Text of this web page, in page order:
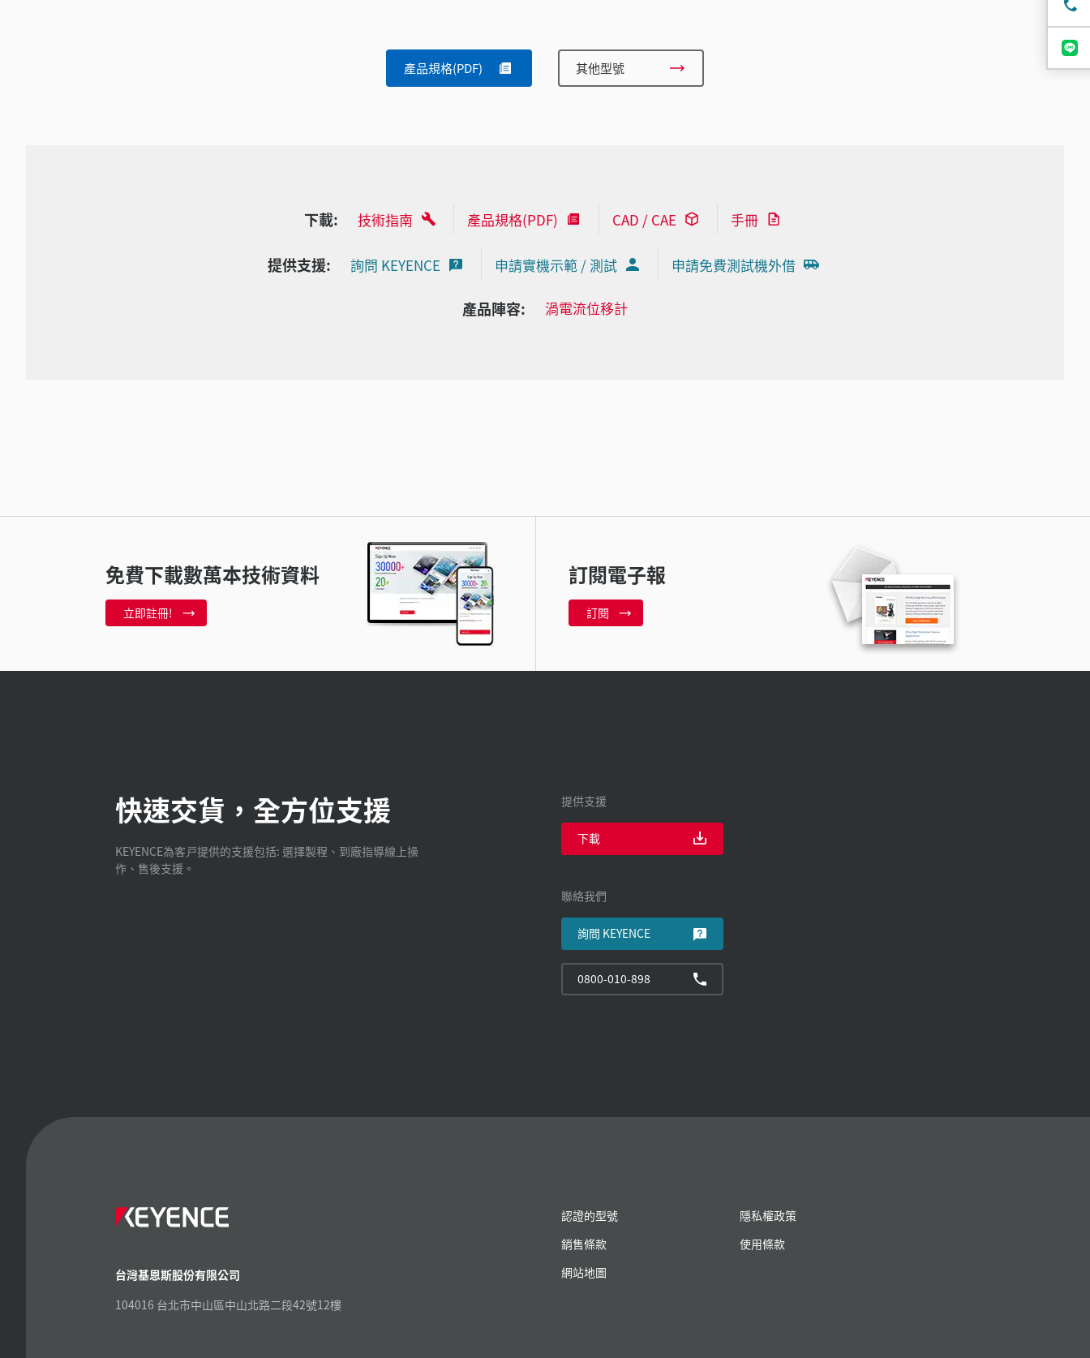
產品規格(PDF) 其他型號
下載: 技術指南 產品規格(PDF) CAD / CAE 手冊
提供支援: 詢問 KEYENCE 申請實機示範 / 測試 申請免費測試機外借
產品陣容: 渦電流位移計
免費下載數萬本技術資料
立即註冊!
訂閱電子報
訂閱
快速交貨，全方位支援
KEYENCE為客戸提供的支援包括: 選擇製程、到廠指導線上操
作、售後支援。
提供支援
下載
聯絡我們
詢問 KEYENCE
0800-010-898
台灣基恩斯股份有限公司
104016 台北市中山區中山北路二段42號12樓
認證的型號
隱私權政策
銷售條款
使用條款
網站地圖